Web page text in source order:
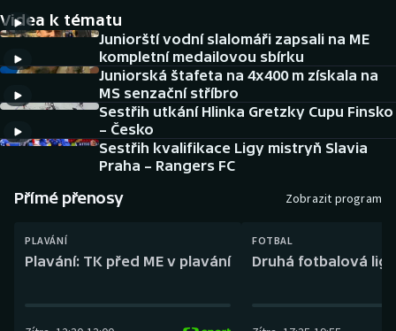
Atletika
Cyklistika
DALŠÍ SPORTY
Americký fotbal
Baseball a softbal
Basketbal
NEPŘEHLÉDNĚTE
Soutěže
Historické návraty
Videa k tématu
Juniorští vodní slalomáři zapsali na ME
kompletní medailovou sbírku
Juniorská štafeta na 4x400 m získala na
MS senzační stříbro
Sestřih utkání Hlinka Gretzky Cupu Finsko
– Česko
Sestřih kvalifikace Ligy mistryň Slavia
Praha – Rangers FC
Přímé přenosy Zobrazit program
PLAVÁNÍ
Plavání: TK před ME v plavání
FOTBAL
Druhá fotbalová